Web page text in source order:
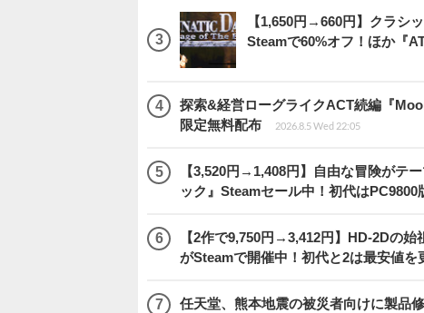
【1,650円→660円】クラシ
Steamで60%オフ！ほか『
探索&経営ローグライクACT続編『
限定無料配布
2026.8.5 Wed 22:05
【3,520円→1,408円】自由な冒険がテ
ック』Steamセール中！初代は
【2作で9,750円→3,412円】HD-2Dの
がSteamで開催中！初代と2は最安値を
任天堂、熊本地震の被災者向けに製品